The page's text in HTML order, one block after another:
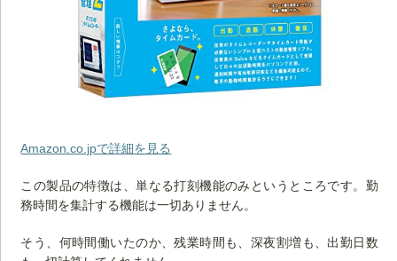
Amazon.co.jpで詳細を見る
この製品の特徴は、単なる打刻機能のみというところです。勤
務時間を集計する機能は一切ありません。
そう、何時間働いたのか、残業時間も、深夜割増も、出勤日数